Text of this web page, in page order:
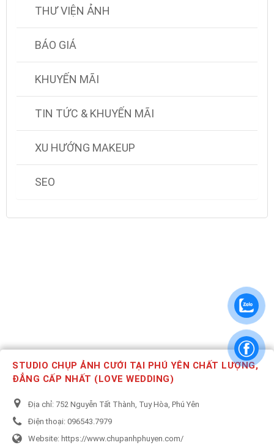
THƯ VIỆN ẢNH
BÁO GIÁ
KHUYẾN MÃI
TIN TỨC & KHUYẾN MÃI
XU HƯỚNG MAKEUP
SEO
STUDIO CHỤP ẢNH CƯỚI TẠI PHÚ YÊN CHẤT LƯỢNG,
ĐẲNG CẤP NHẤT (LOVE WEDDING)
Địa chỉ: 752 Nguyễn Tất Thành, Tuy Hòa, Phú Yên
Điện thoại: 096543.7979
Website: https://www.chupanhphuyen.com/